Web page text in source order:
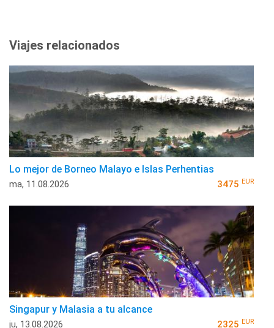
Viajes relacionados
Lo mejor de Borneo Malayo e Islas Perhentias
ma, 11.08.2026 3475 EUR
Singapur y Malasia a tu alcance
ju, 13.08.2026 2325 EUR